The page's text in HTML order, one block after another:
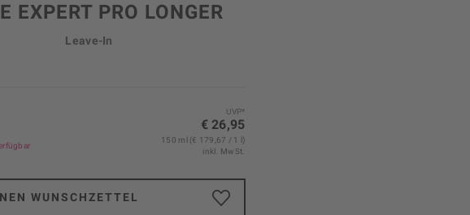
EXPERT PRO LONGER
Leave-In
UVP*
€ 26,95
150 ml (€ 179,67 / 1 l)
inkl. MwSt.
WUNSCHZETTEL